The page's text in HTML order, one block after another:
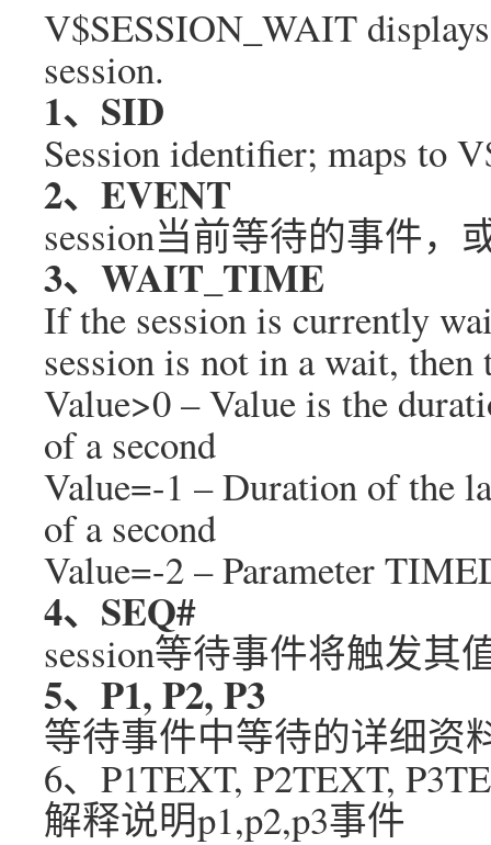
V$SESSION_WAIT
session.
1、SID
Session identifier; maps to
2、EVENT
session当前等待的事件，
3、WAIT_TIME
If the session is currently
session is not in a wait,
Value>0 – Value is the
of a second
Value=-1 – Duration of the
of a second
Value=-2 – Parameter
4、SEQ#
session等待事件将触发其
5、P1, P2, P3
等待事件中等待的详细资
6、P1TEXT, P2TEXT,
解释说明p1,p2,p3事件